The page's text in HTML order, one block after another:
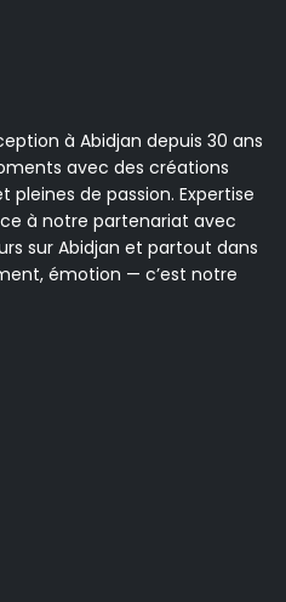
à Abidjan depuis 30 ans
avec des créations
de passion. Expertise
à notre partenariat avec
sur Abidjan et partout dans
émotion — c’est notre